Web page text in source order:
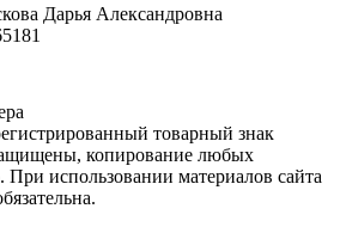
Дарья Александровна
товарный знак
копирование любых
При использовании материалов сайта